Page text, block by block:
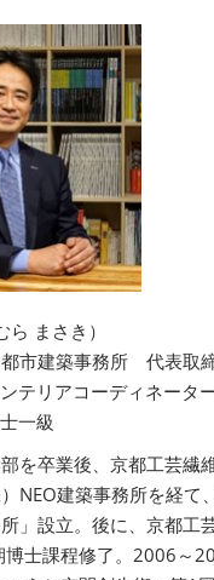
まさき）
都市建築事務所 代表取
テリアコーディネータ
一級
を卒業後、京都工芸繊
NEO建築事務所を経て
」設立。後に、京都工
博士課程修了。2006～